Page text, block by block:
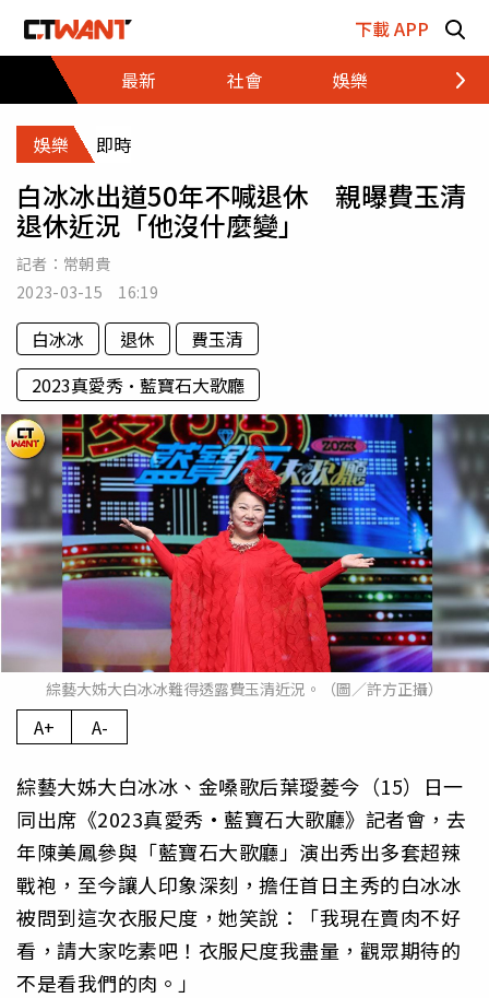
下載 APP
最新
社會 娛樂 財經
娛樂 即時
白冰冰出道50年不喊退休 親曝費玉清
退休近況「他沒什麼變」
記者： 常朝貴
2023-03-15 16:19
白冰冰 退休
費玉清
2023真愛秀·藍寶石大歌廳
綜藝大姊大白冰冰難得透露費玉清近況。（圖／許方正攝）
A+ A-
綜藝大姊大白冰冰、金嗓歌后葉璦菱今（15）日一
同出席《2023真愛秀·藍寶石大歌廳》記者會，去
年陳美鳳參與「藍寶石大歌廳」演出秀出多套超辣
戰袍，至今讓人印象深刻，擔任首日主秀的白冰冰
被問到這次衣服尺度，她笑說：「我現在賣肉不好
看，請大家吃素吧！衣服尺度我盡量，觀眾期待的
不是看我們的肉。」